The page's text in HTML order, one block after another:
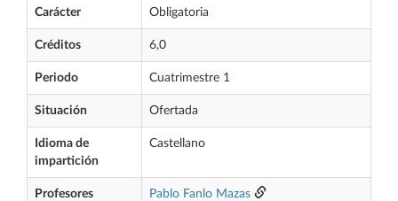
Carácter Obligatoria
Créditos 6,0
Periodo Cuatrimestre 1
Situación Ofertada
Idioma de
impartición
Castellano
Profesores Pablo Fanlo Mazas